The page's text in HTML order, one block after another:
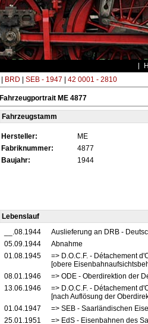
BRD SEB - 1947 42 0001 - 2810
Fahrzeugportrait ME 4877
Fahrzeugstamm
Hersteller:
ME
Fabriknummer:
4877
Baujahr:
1944
Lebenslauf
__.08.1944
Auslieferung an DRB -
05.09.1944
Abnahme
01.08.1945
=> D.O.C.F. - Détachement
[obere
08.01.1946
=> ODE - Oberdirektion der
13.06.1946
=> D.O.C.F. - Détachement
[nach Auflösung der
01.04.1947
=> SEB - Saarländischen
25.01.1951
=> EdS - Eisenbahnen des